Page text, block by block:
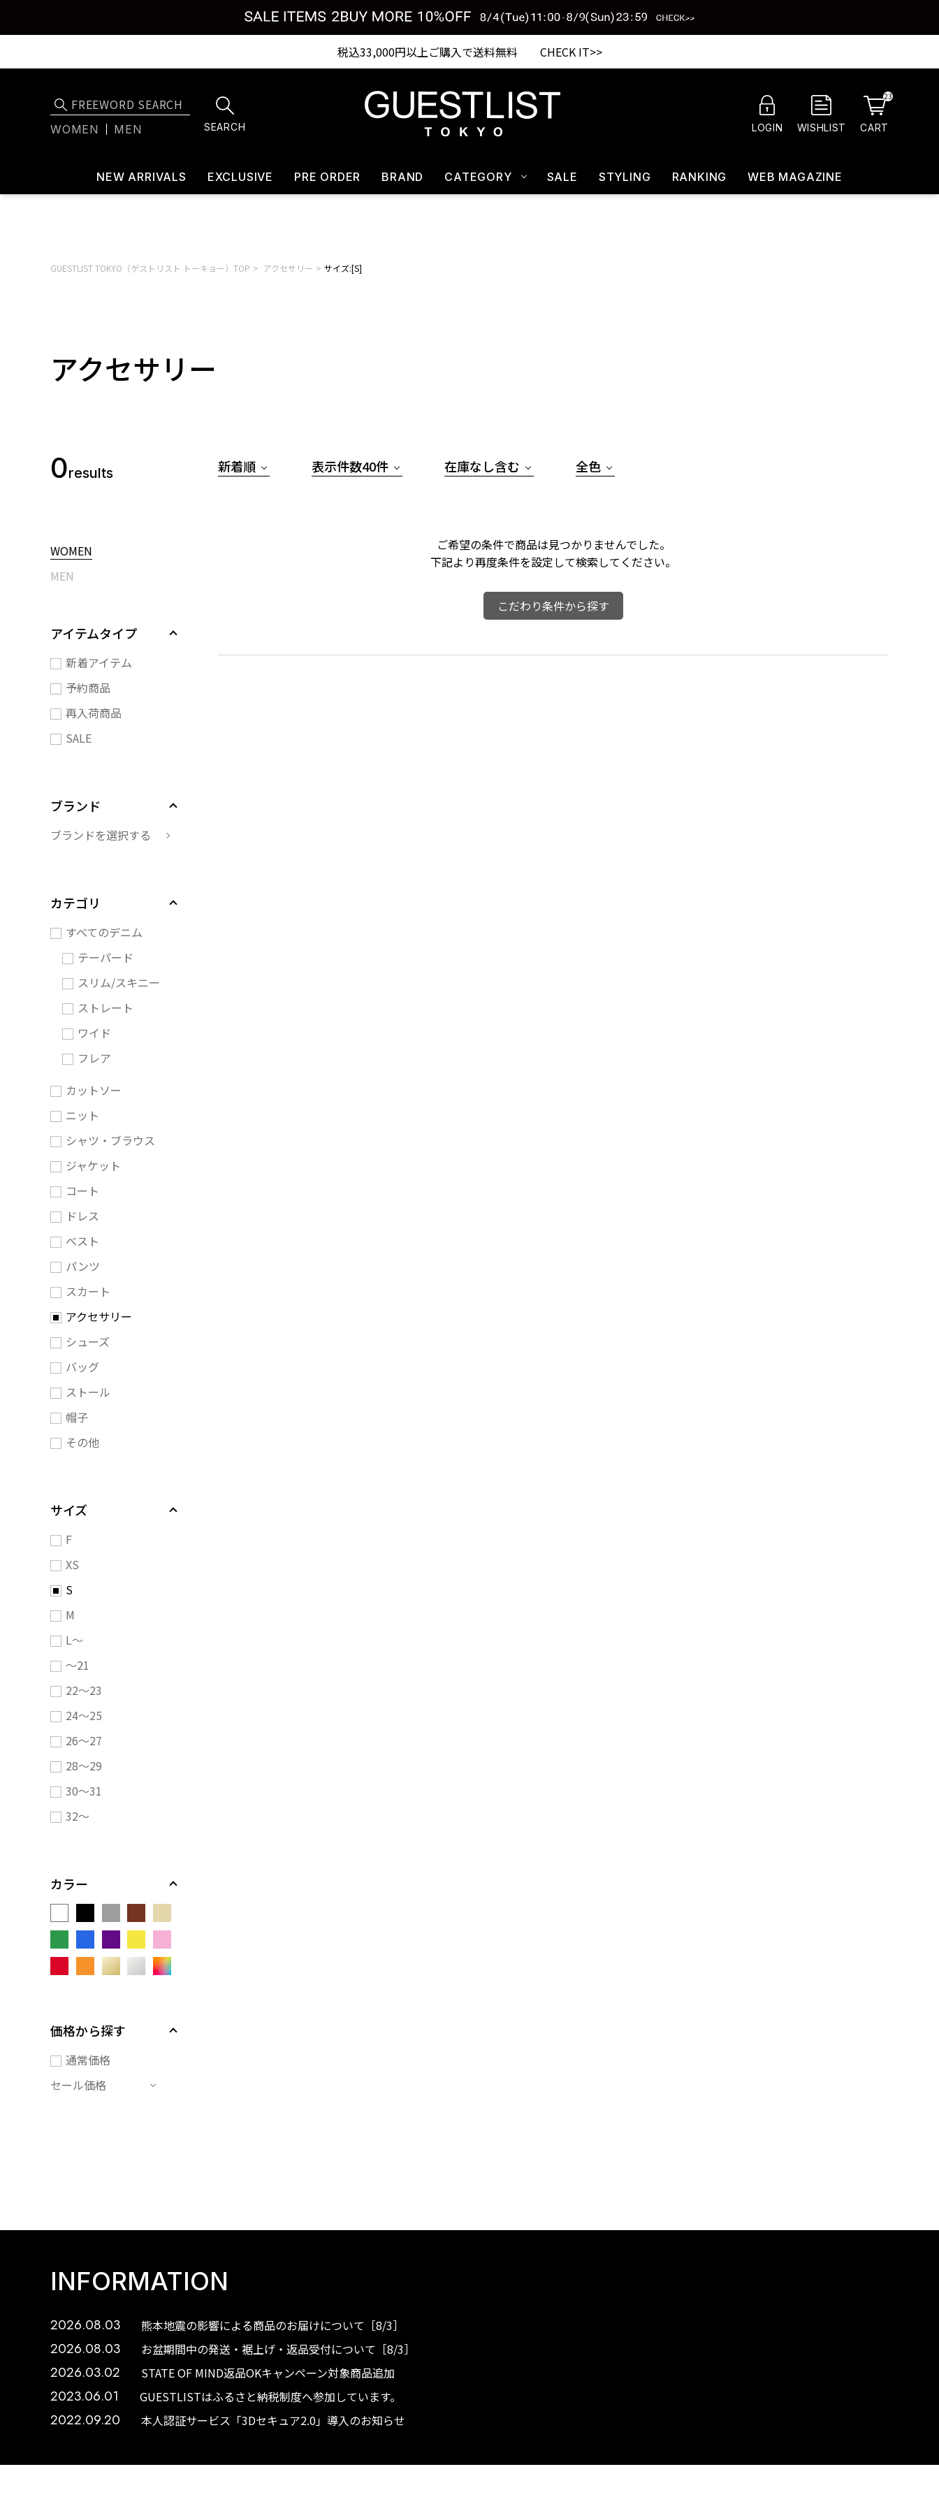
税込33,000円以上ご購入で送料無料 CHECK IT>>
Shopping from outside Japan? Visit our Global Site here. >>
WOMEN MEN SEARCH LOGIN WISHLIST CART
23
NEW ARRIVALS EXCLUSIVE PRE ORDER BRAND CATEGORY SALE STYLING RANKING WEB MAGAZINE
GUESTLIST TOKYO（ゲストリスト トーキョー）TOP アクセサリー サイズ:[S]
アクセサリー
0results
WOMEN
MEN
アイテムタイプ
新着アイテム
予約商品
再入荷商品
SALE
ブランド
ブランドを選択する
カテゴリ
すべてのデニム
テーパード
スリム/スキニー
ストレート
ワイド
フレア
カットソー
ニット
シャツ・ブラウス
ジャケット
コート
ドレス
ベスト
パンツ
スカート
アクセサリー
シューズ
バッグ
ストール
帽子
その他
サイズ
F
XS
S
M
L～
～21
22～23
24～25
26～27
28～29
30～31
32～
カラー
価格から探す
通常価格
セール価格
新着順 表示件数40件 在庫なし含む 全色
ご希望の条件で商品は見つかりませんでした。
下記より再度条件を設定して検索してください。
こだわり条件から探す
INFORMATION
2026.08.03 熊本地震の影響による商品のお届けについて［8/3］
2026.08.03 お盆期間中の発送・裾上げ・返品受付について［8/3］
2026.03.02 STATE OF MIND返品OKキャンペーン対象商品追加
2023.06.01 GUESTLISTはふるさと納税制度へ参加しています。
2022.09.20 本人認証サービス「3Dセキュア2.0」導入のお知らせ